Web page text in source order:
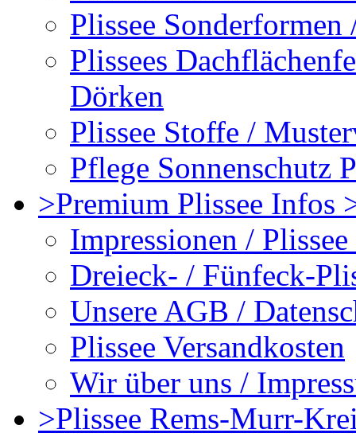
Plissee Sonderformen
Plissees
Dörken
Plissee Stoffe /
Pflege Sonnenschutz
>Premium Plissee Infos
Impressionen /
Dreieck- / Fünfeck-
Unsere AGB /
Plissee Versandkosten
Wir über uns /
>Plissee Rems-Murr-